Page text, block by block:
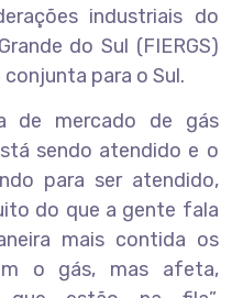
industriais do
do Sul (FIERGS)
para o Sul.
de mercado de gás
sendo atendido e o
para ser atendido,
do que a gente fala
mais contida os
o gás, mas afeta,